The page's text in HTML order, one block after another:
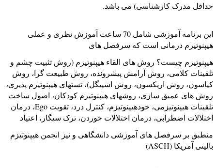
حداقل مدرک کارشناسی) می باشد.
این برنامه آموزشی شامل 70 ساعت آموزش نظری و عملی
هیپنوتیزم درمانی است که سرفصل های
هیپنوتیزم چیست؟ روش های القاء هیپنوتیزم (روش تثبیت چشم و
تلقینات کلامی، روش آرامش پیشرونده، روش طبیعت گرا، روش
کیاسون، روش اریکسون، روش اشپیگل)، تستهای هیپنوتیزم پذیری،
روش های عمیق سازی، روشهای هیپنوتیزم کودکان، اصول ساخت
تلقينات هیپنوتیزمی، خودهیپنوتیزم، کنترل درد، تقویت Ego، درمان
اختلالات اضطرابی، درمان اختلالات خوردن، ترک سیگار، اعتیاد
منطبق بر سرفصل های آموزشی دانشگاهی و نیز انجمن هیپنوتیزم
بالینی آمریکا (ASCH)